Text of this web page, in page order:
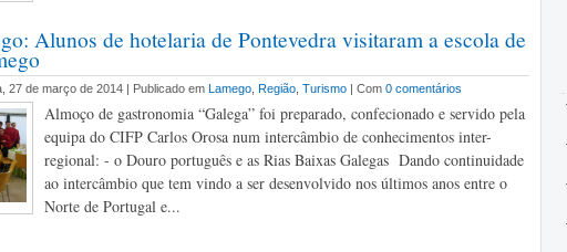
Alunos de hotelaria de Pontevedra visitaram a escola de
27 de março de 2014 | Publicado em Lamego Região Turismo | Com 0 comentários
Almoço de gastronomia “Galega” foi preparado, confecionado e servido pela
equipa do CIFP Carlos Orosa num intercâmbio de conhecimentos inter-
regional: - o Douro português e as Rias Baixas Galegas Dando continuidade
ao intercâmbio que tem vindo a ser desenvolvido nos últimos anos entre o
Norte de Portugal e...